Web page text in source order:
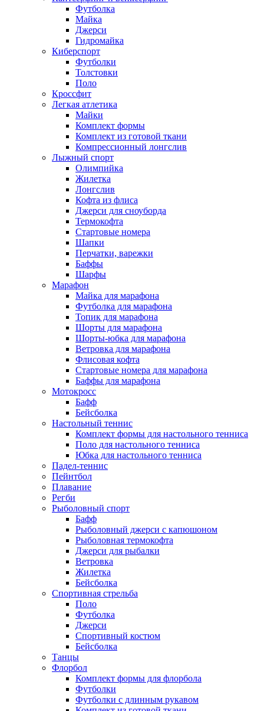
Футболка
Майка
Джерси
Гидромайка
Киберспорт
Футболки
Толстовки
Поло
Кроссфит
Легкая атлетика
Майки
Комплект формы
Комплект из готовой ткани
Компрессионный лонгслив
Лыжный спорт
Олимпийка
Жилетка
Лонгслив
Кофта из флиса
Джерси для сноуборда
Термокофта
Стартовые номера
Шапки
Перчатки, варежки
Баффы
Шарфы
Марафон
Майка для марафона
Футболка для марафона
Топик для марафона
Шорты для марафона
Шорты-юбка для марафона
Ветровка для марафона
Флисовая кофта
Стартовые номера для марафона
Баффы для марафона
Мотокросс
Бафф
Бейсболка
Настольный теннис
Комплект формы для настольного тенниса
Поло для настольного тенниса
Юбка для настольного тенниса
Падел-теннис
Пейнтбол
Плавание
Регби
Рыболовный спорт
Бафф
Рыболовный джерси с капюшоном
Рыболовная термокофта
Джерси для рыбалки
Ветровка
Жилетка
Бейсболка
Спортивная стрельба
Поло
Футболка
Джерси
Спортивный костюм
Бейсболка
Танцы
Флорбол
Комплект формы для флорбола
Футболки
Футболки с длинным рукавом